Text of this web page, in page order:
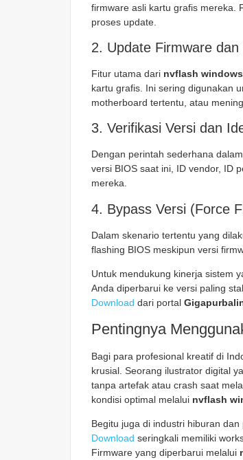
firmware asli kartu grafis mereka.
proses update.
2. Update Firmware dan
Fitur utama dari nvflash
kartu grafis. Ini sering digunakan
motherboard tertentu, atau
3. Verifikasi Versi dan
Dengan perintah sederhana dalam
versi BIOS saat ini, ID vendor, ID
mereka.
4. Bypass Versi (Force
Dalam skenario tertentu yang
flashing BIOS meskipun versi
Untuk mendukung kinerja sistem
Anda diperbarui ke versi paling
Download dari portal
Pentingnya
Bagi para profesional kreatif di
krusial. Seorang ilustrator digital
tanpa artefak atau crash saat
kondisi optimal melalui nvflash
Begitu juga di industri hiburan
Download seringkali memiliki
Firmware yang diperbarui melalui